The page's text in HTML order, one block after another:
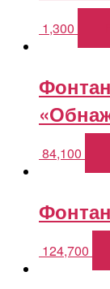
1,300
84,100
124,700